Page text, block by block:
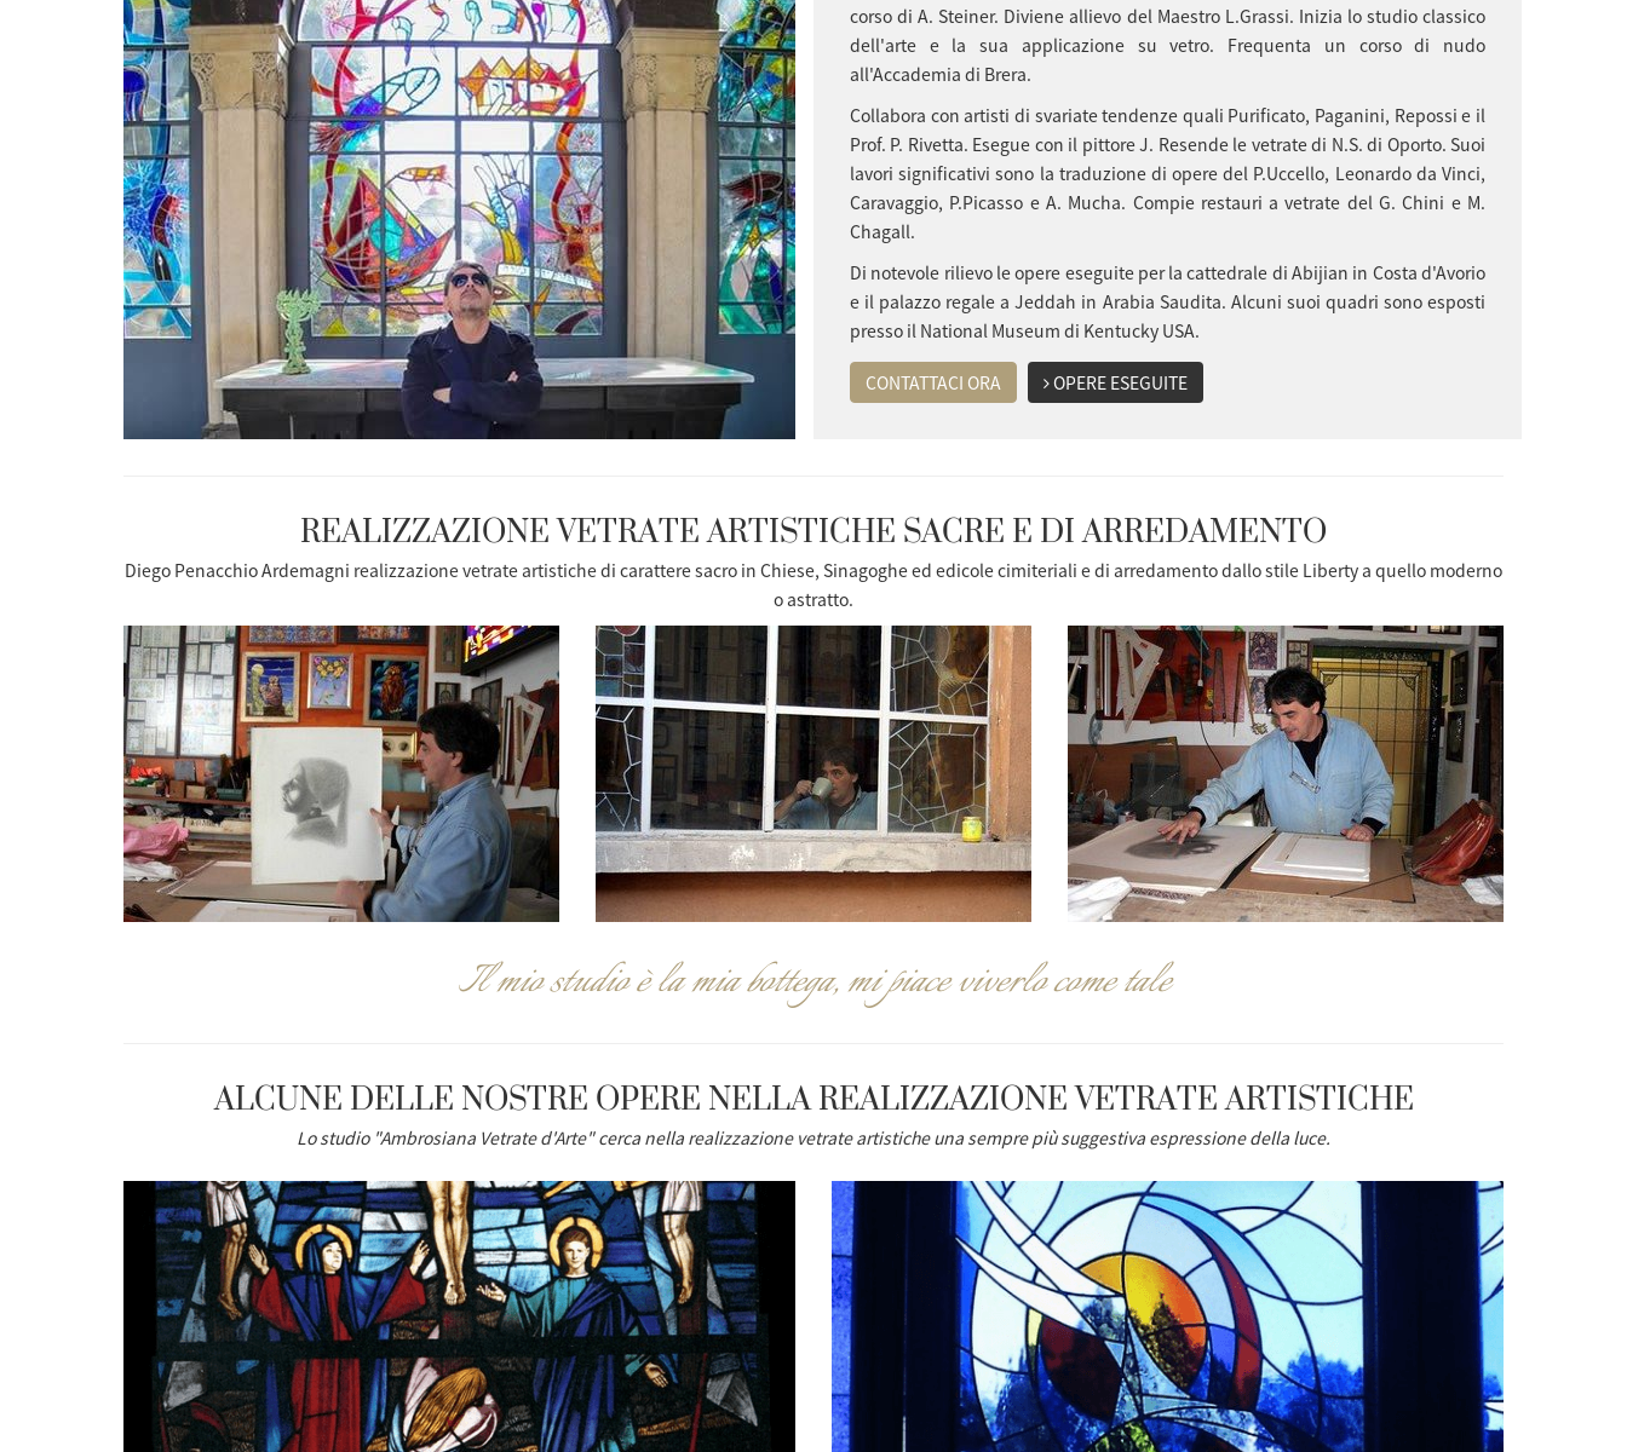
corso di A. Steiner. Diviene allievo del Maestro L.Grassi. Inizia lo studio classico
dell'arte e la sua applicazione su vetro. Frequenta un corso di nudo
all'Accademia di Brera.
Collabora con artisti di svariate tendenze quali Purificato, Paganini, Repossi e il
Prof. P. Rivetta. Esegue con il pittore J. Resende le vetrate di N.S. di Oporto. Suoi
lavori significativi sono la traduzione di opere del P.Uccello, Leonardo da Vinci,
Caravaggio, P.Picasso e A. Mucha. Compie restauri a vetrate del G. Chini e M.
Chagall.
Di notevole rilievo le opere eseguite per la cattedrale di Abijian in Costa d'Avorio
e il palazzo regale a Jeddah in Arabia Saudita. Alcuni suoi quadri sono esposti
presso il National Museum di Kentucky USA.
CONTATTACI ORA OPERE ESEGUITE
REALIZZAZIONE VETRATE ARTISTICHESACRE E DI ARREDAMENTO
Diego Penacchio Ardemagni realizzazione vetrate artistichedi carattere sacro in Chiese, Sinagoghe ed edicole cimiteriali e di arredamento dallo stile Liberty a quello moderno
o astratto.
Il mio studio è la mia bottega, mi piace viverlo come tale
ALCUNE DELLE NOSTRE OPERE NELLA REALIZZAZIONE VETRATE ARTISTICHE
Lo studio "Ambrosiana Vetrate d'Arte" cerca nella realizzazione vetrate artisticheuna sempre più suggestiva espressione della luce.